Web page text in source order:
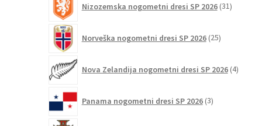
Nizozemska nogometni dresi SP 2026 31izdelkov
Norveška nogometni dresi SP 2026 25izdelkov
Nova Zelandija nogometni dresi SP 2026 4izdelki
Panama nogometni dresi SP 2026 3izdelki